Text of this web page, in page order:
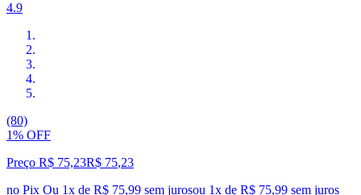
4.9
(80)
1% OFF
Preço R$ 75,23R$ 75,23
no Pix Ou 1x de R$ 75,99 sem jurosou 1x de R$ 75,99 sem juros